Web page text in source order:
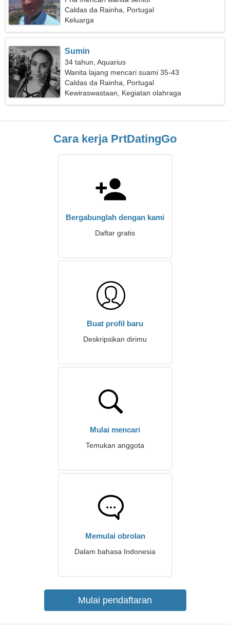
Caldas da Rainha, Portugal
Keluarga
Sumin
34 tahun, Aquarius
Wanita lajang mencari suami 35-43
Caldas da Rainha, Portugal
Kewiraswastaan, Kegiatan olahraga
Cara kerja PrtDatingGo
Bergabunglah dengan kami
Daftar gratis
Buat profil baru
Deskripsikan dirimu
Mulai mencari
Temukan anggota
Memulai obrolan
Dalam bahasa Indonesia
Mulai pendaftaran